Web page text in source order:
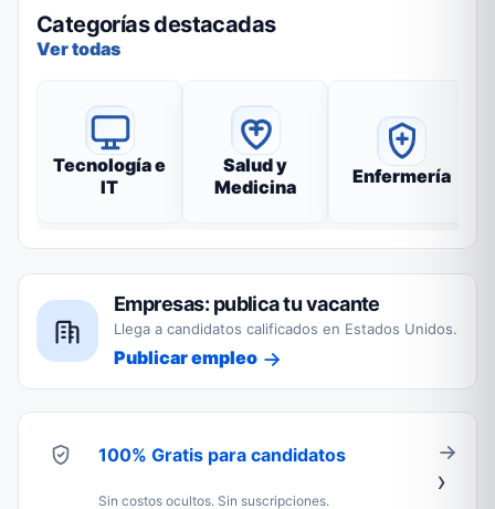
Categorías destacadas
Ver todas
Tecnología e
IT
Salud y
Medicina
Enfermería
Empresas: publica tu vacante
Llega a candidatos calificados en Estados Unidos.
Publicar empleo
100% Gratis para candidatos
Sin costos ocultos. Sin suscripciones.